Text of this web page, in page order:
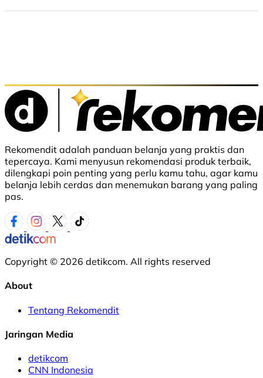
Rekomendit adalah panduan belanja yang praktis dan
tepercaya. Kami menyusun rekomendasi produk terbaik,
dilengkapi poin penting yang perlu kamu tahu, agar kamu
belanja lebih cerdas dan menemukan barang yang paling
pas.
Copyright © 2026 detikcom. All rights reserved
About
Tentang Rekomendit
Jaringan Media
detikcom
CNN Indonesia